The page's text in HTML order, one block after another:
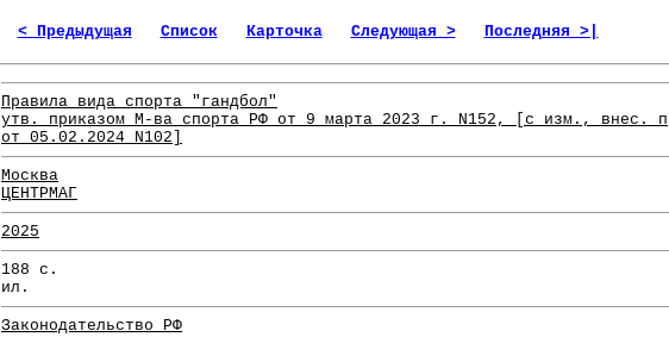
< Предыдущая Список Карточка Следующая > Последняя >|
Правила вида спорта "гандбол"
утв. приказом М-ва спорта РФ от 9 марта 2023 г. N152, [с изм., внес.
от 05.02.2024 N102]
Москва
ЦЕНТРМАГ
2025
188 с.
ил.
Законодательство РФ